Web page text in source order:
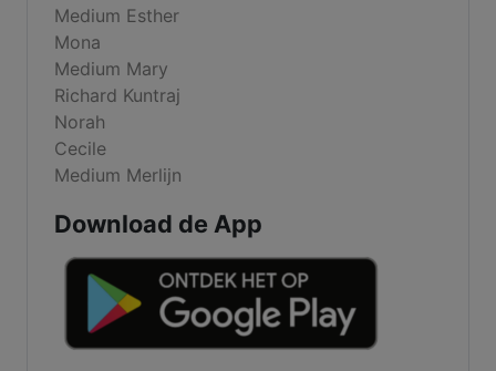
Medium Esther
Mona
Medium Mary
Richard Kuntraj
Norah
Cecile
Medium Merlijn
Download de App